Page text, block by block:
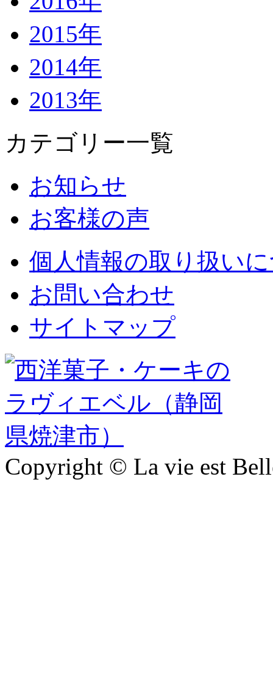
2015年
2014年
2013年
カテゴリー一覧
お知らせ
お客様の声
個人情報の取り扱い
お問い合わせ
サイトマップ
Copyright © La vie est